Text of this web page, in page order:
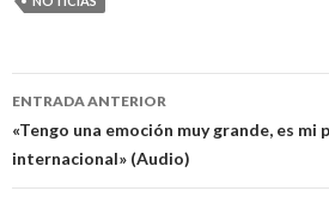
Navegación
de
entradas
ENTRADA ANTERIOR
«Tengo una emoción muy grande, es mi
internacional» (Audio)